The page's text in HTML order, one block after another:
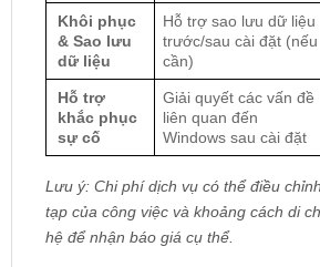
Khôi phục
& Sao lưu
dữ liệu
Hỗ trợ sao lưu dữ liệu
trước/sau cài đặt (nếu
cần)
Hỗ trợ
khắc phục
sự cố
Giải quyết các vấn đề
liên quan đến
Windows sau cài đặt
Lưu ý: Chi phí dịch vụ có thể điều
tạp của công việc và khoảng cách di
hệ để nhận báo giá cụ thể.